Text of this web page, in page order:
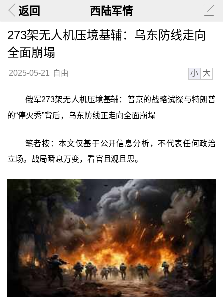
返回 西陆军情
273架无人机压境基辅：乌东防线走向
全面崩塌
2025-05-21 自由 小 大
俄军273架无人机压境基辅：普京的战略试探与特朗普
的“停火秀”背后，乌东防线正走向全面崩塌
笔者按：本文仅基于公开信息分析，不代表任何政治
立场。战局瞬息万变，看官且观且思。